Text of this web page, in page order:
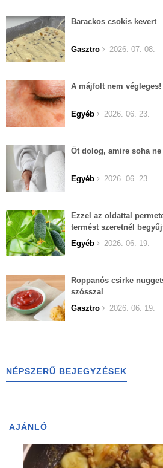
Barackos csokis kevert
Gasztro 2026. 07. 08.
A májfolt nem
Egyéb 2026. 06. 23.
Öt dolog, amire soha
Egyéb 2026. 06. 23.
Ezzel az oldattal
termést szeretnél
Egyéb
2026. 06. 19.
Roppanós csirke
szósszal
Gasztro
2026. 06. 19.
NÉPSZERŰ BEJEGYZÉSEK
AJÁNLÓ